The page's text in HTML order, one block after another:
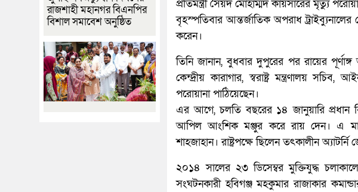
প্রতিমন্ত্রী সৈয়দ মোহাম্মদ কায়সারের মৃত্যু
বৃহস্পতিবার আন্তর্জাতিক অপরাধ
করেন।
তিনি জানান, বুধবার দুপুরের পর রায়ের
কেন্দ্রীয় কারাগার, স্বরাষ্ট্র মন্ত্রণালয়
পরোয়ানা পাঠিয়েছেন।
এর আগে, চলতি বছরের ১৪ জানুয়ারি প্রধান
আপিল আংশিক মঞ্জুর করে রায় দেন। এ
শাহজাহান। রাষ্ট্রপক্ষে ছিলেন তৎকালীন
২০১৪ সালের ২৩ ডিসেম্বর মুক্তিযুদ্ধ
সংঘটনকারী হবিগঞ্জ মহকুমার রাজাকার
রাজশাহী মহানগর বিএনপির
বিশাল সমাবেশ অনুষ্ঠিত